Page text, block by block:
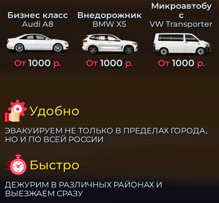
Бизнес класс
Audi A8
От1000р.
Внедорожник
BMW X5
От1000р.
Микроавтобу
с
VW Transporter
От1000р.
Удобно
ЭВАКУИРУЕМ НЕ ТОЛЬКО В ПРЕДЕЛАХ ГОРОДА,
НО И ПО ВСЕЙ РОССИИ
Быстро
ДЕЖУРИМ В РАЗЛИЧНЫХ РАЙОНАХ И
ВЫЕЗЖАЕМ СРАЗУ